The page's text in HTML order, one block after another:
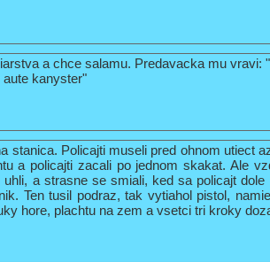
a chce salamu. Predavacka mu vravi:
aute kanyster"
stanica. Policajti museli pred ohnom utiect
a policajti zacali po jednom skakat. Ale
a strasne se smiali, ked sa policajt
Ten tusil podraz, tak vytiahol pistol,
hore, plachtu na zem a vsetci tri kroky